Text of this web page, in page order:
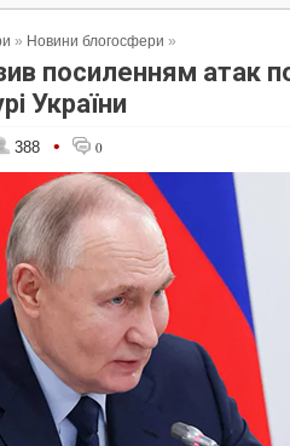
» Новини блогосфери »
посиленням атак
України
388 • 0